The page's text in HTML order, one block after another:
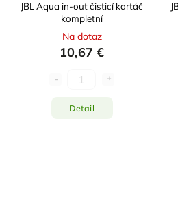
JBL Aqua in-out čisticí kartáč
kompletní
Na dotaz
10,67 €
Detail